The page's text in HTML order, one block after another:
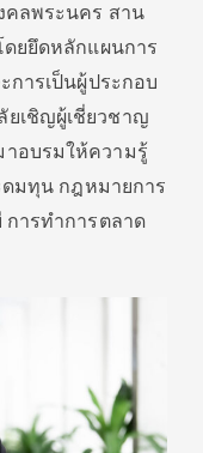
คลพระนคร สาน
ดยยึดหลักแผนการ
การเป็นผู้ประกอบ
ลัยเชิญผู้เชี่ยวชาญ
อบรมให้ความรู้
ดมทุน กฎหมายการ
การทำการตลาด